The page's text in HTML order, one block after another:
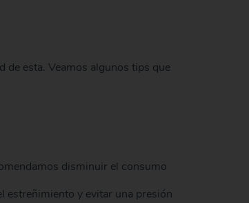
de esta. Veamos algunos tips que
disminuir el consumo
estreñimiento y evitar una presión